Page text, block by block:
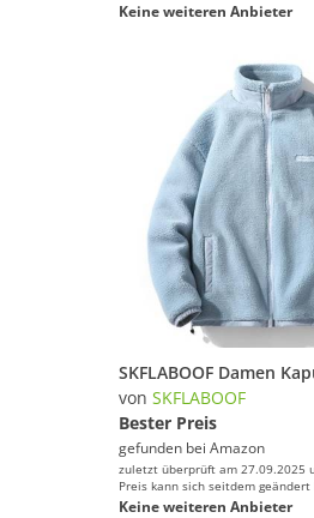
Keine weiteren Anbieter
von SKFLABOOF
Bester Preis
gefunden bei Amazon
zuletzt überprüft am 27.09.2025
Preis kann sich seitdem geändert
Keine weiteren Anbieter